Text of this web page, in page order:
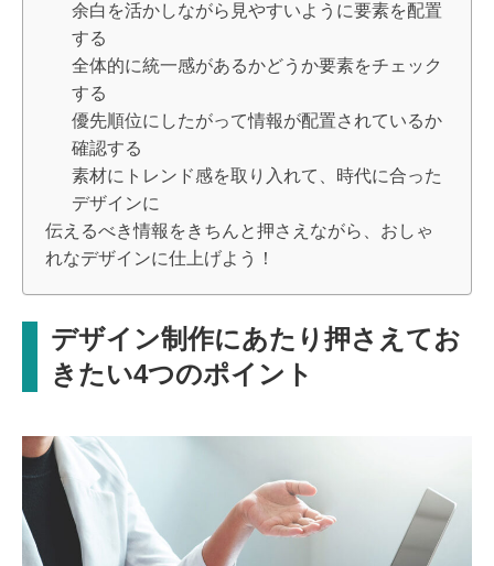
余白を活かしながら見やすいように要素を配置
する
全体的に統一感があるかどうか要素をチェック
する
優先順位にしたがって情報が配置されているか
確認する
素材にトレンド感を取り入れて、時代に合った
デザインに
伝えるべき情報をきちんと押さえながら、おしゃ
れなデザインに仕上げよう！
デザイン制作にあたり押さえてお
きたい4つのポイント